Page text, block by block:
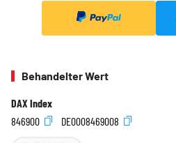
Behandelter Wert
DAX Index
846900
DE0008469008